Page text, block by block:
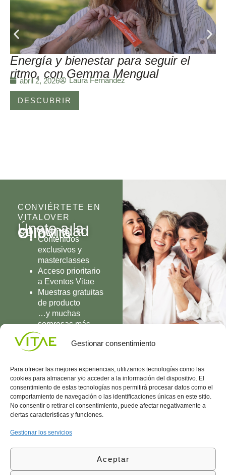
Gestionar consentimiento
Para ofrecer las mejores experiencias, utilizamos tecnologías como las
cookies para almacenar y/o acceder a la información del dispositivo. El
consentimiento de estas tecnologías nos permitirá procesar datos como el
comportamiento de navegación o las identificaciones únicas en este sitio.
No consentir o retirar el consentimiento, puede afectar negativamente a
ciertas características y funciones.
Gestionar los servicios
Aceptar
Energía y bienestar para seguir el
ritmo, con Gemma Mengual
abril 2, 2026 Laura Fernández
DESCUBRIR
CONVIÉRTETE EN
VITALOVER
Únete a la
comunidad
OlioVita
Contenidos
exclusivos y
masterclasses
Acceso prioritario
a Eventos Vitae
Muestras gratuitas
de producto
…y muchas
sorpresas más
UNIRME
Conocenos
Vitae
l
Área
Política
de
Política
(+34)
935